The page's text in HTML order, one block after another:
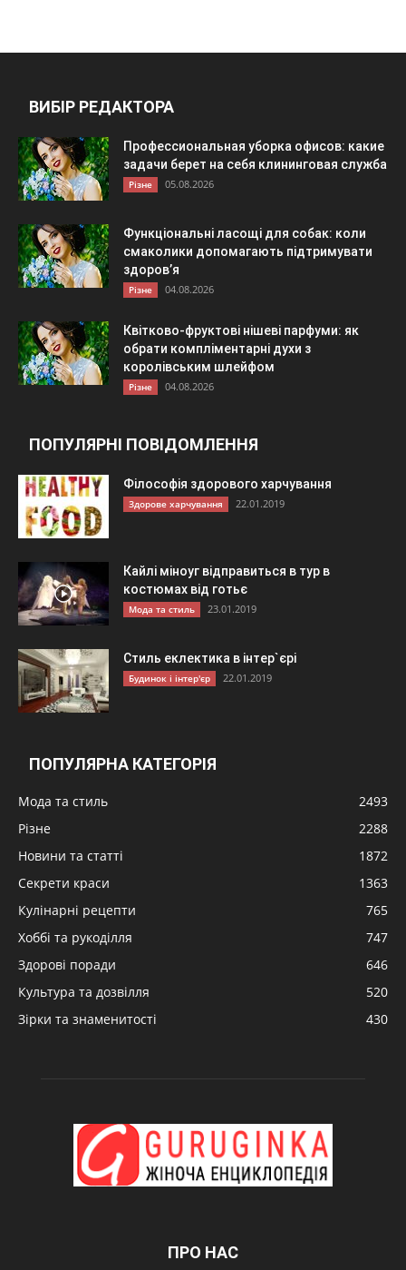
ВИБІР РЕДАКТОРА
Профессиональная уборка офисов: какие
задачи берет на себя клининговая служба
Різне 05.08.2026
Функціональні ласощі для собак: коли
смаколики допомагають підтримувати
здоров’я
Різне 04.08.2026
Квітково-фруктові нішеві парфуми: як
обрати компліментарні духи з
королівським шлейфом
Різне 04.08.2026
ПОПУЛЯРНІ ПОВІДОМЛЕННЯ
Філософія здорового харчування
Здорове харчування 22.01.2019
Кайлі міноуг відправиться в тур в
костюмах від готьє
Мода та стиль 23.01.2019
Стиль еклектика в інтер`єрі
Будинок і інтер'єр 22.01.2019
ПОПУЛЯРНА КАТЕГОРІЯ
Мода та стиль
2493
Різне
2288
Новини та статті
1872
Секрети краси
1363
Кулінарні рецепти
765
Хоббі та рукоділля
747
Здорові поради
646
Культура та дозвілля
520
Зірки та знаменитості
430
ПРО НАС